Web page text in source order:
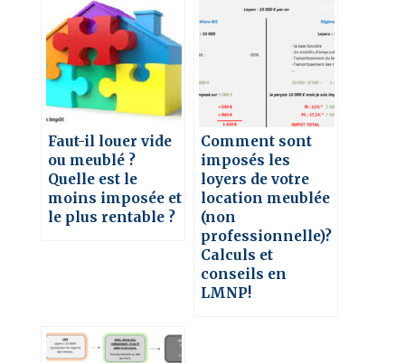
Faut-il louer vide
ou meublé ?
Quelle est le
moins imposée et
le plus rentable ?
Comment sont
imposés les
loyers de votre
location meublée
(non
professionnelle)?
Calculs et
conseils en
LMNP!